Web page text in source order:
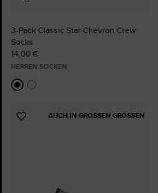
3-Pack Classic Star Chevron Crew
Socks
14,00 €
HERREN SOCKEN
AUCH IN GROSSEN GRÖSSEN
Zu